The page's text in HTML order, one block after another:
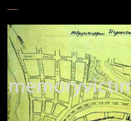
Admin
14 января 2021